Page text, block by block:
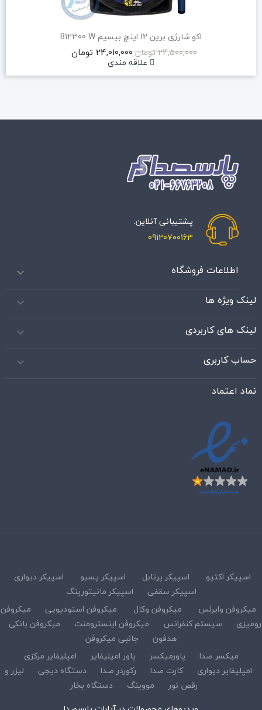
اکو شارژی برین 12 اینچ بیسیم B12300 W
24,500,000 تومان
24,010,000 تومان
علاقه مندی
پشتیبانی آنلاین:
09120700163
اطلاعات فروشگاه 
لینک ویژه ها 
لینک های کاربردی 
حساب کاربری 
نماد اعتماد
اسپیکر اکتیو اسپیکر پرتابل اسپیکر پسیو
اسپیکر دیواری
اسپیکر سقفی
اسپیکر مانیتورینگ
میکروفن وایرلس
میکروفن وکال میکروفن استودیویی
میکروفن
رومیزی
سیستم کنفرانس میکروفن اینسترومنت
میکروفن بانکی
هدفون
جانبی میکروفن
میکسر صدا
پاورمیکسر پاور امپلیفایر
امپلیفایر مرکزی
امپلیفایر دیواری
کارت صدا رکوردر صدا دستگاه دیجی
لیزر و
رقص نور
مووینگ
دستگاه بخار